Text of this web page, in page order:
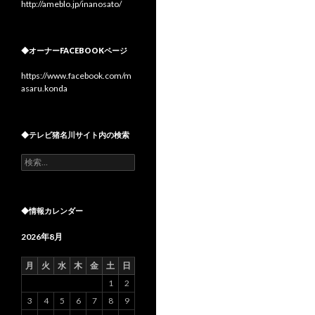
http://ameblo.jp/inanosato/
◆オーナーFACEBOOKページ
https://www.facebook.com/m
asaru.konda
◆テレビ猪名川サイト内の検索
検
索:
◆情報カレンダー
2026年8月
月 火 水 木 金 土
日
1
2
3
4 5 6 7 8
9